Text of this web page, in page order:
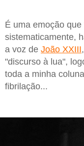
É uma emoção
sistematicamente,
a voz de João XXIII
"discurso à lua",
toda a minha
fibrilação...